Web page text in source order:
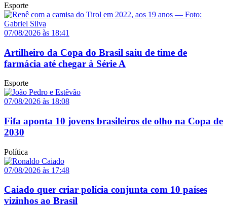
Esporte
07/08/2026 às 18:41
Artilheiro da Copa do Brasil saiu de time de
farmácia até chegar à Série A
Esporte
07/08/2026 às 18:08
Fifa aponta 10 jovens brasileiros de olho na Copa de
2030
Política
07/08/2026 às 17:48
Caiado quer criar polícia conjunta com 10 países
vizinhos ao Brasil